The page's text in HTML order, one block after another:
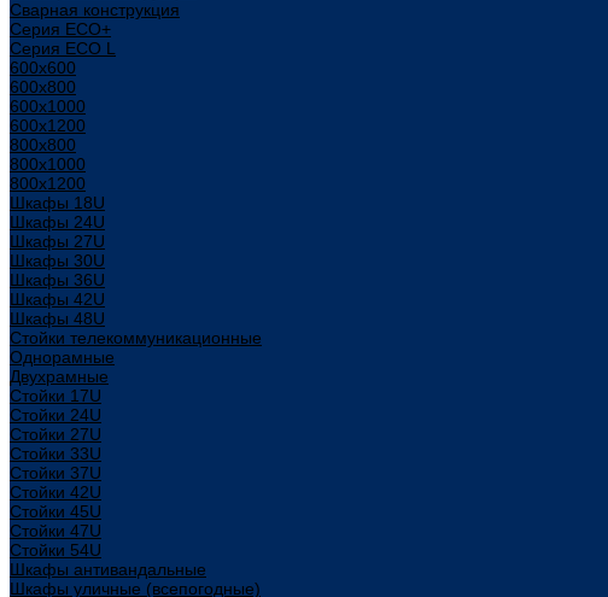
Сварная конструкция
Серия ECO+
Серия ECO L
600x600
600x800
600х1000
600х1200
800x800
800х1000
800х1200
Шкафы 18U
Шкафы 24U
Шкафы 27U
Шкафы 30U
Шкафы 36U
Шкафы 42U
Шкафы 48U
Стойки телекоммуникационные
Однорамные
Двухрамные
Стойки 17U
Стойки 24U
Стойки 27U
Стойки 33U
Стойки 37U
Стойки 42U
Стойки 45U
Стойки 47U
Стойки 54U
Шкафы антивандальные
Шкафы уличные (всепогодные)